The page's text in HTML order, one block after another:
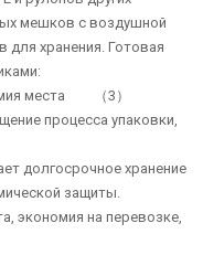
мешков с воздушной
хранения. Готовая
места （3）
процесса упаковки,
долгосрочное хранение
защиты.
экономия на перевозке,